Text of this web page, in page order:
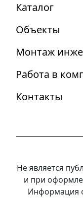
Каталог
Объекты
Монтаж
Работа в
Контакты
Не является
и при
Информация